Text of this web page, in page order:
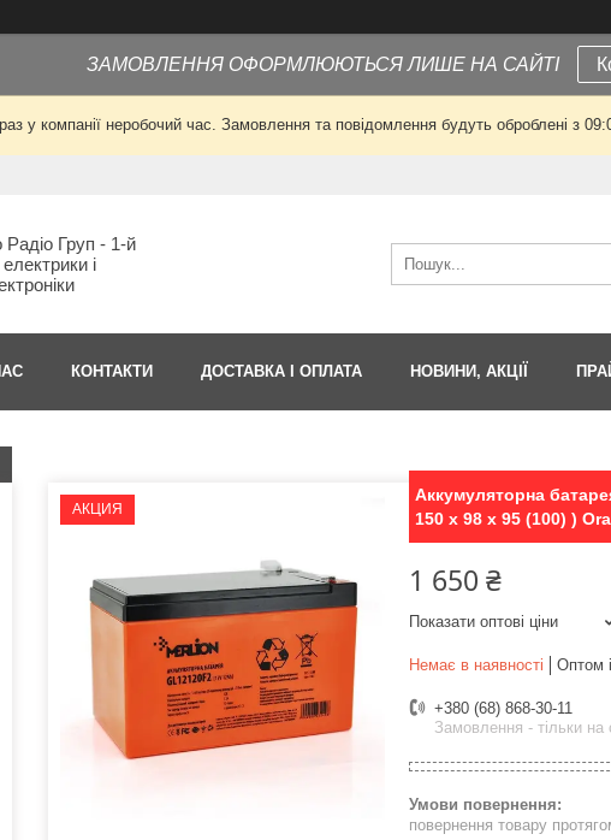
ЗАМОВЛЕННЯ ОФОРМЛЮЮТЬСЯ ЛИШЕ НА САЙТІ
у компанії неробочий час. Замовлення та повідомлення будуть оброблені з
Радіо Груп - 1-й
і
КОНТАКТИ ДОСТАВКА І ОПЛАТА НОВИНИ, АКЦІЇ
АКЦИЯ
Аккумуляторна
150 x 98 x 95 (100) )
1 650 ₴
Показати оптові ціни
Немає в наявності Оптом
+380 (68) 868-30-11
Замовлення - тільки на
повернення товару